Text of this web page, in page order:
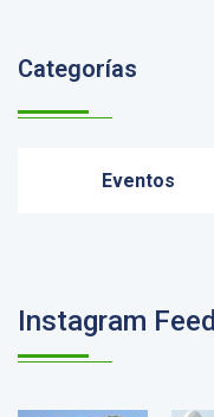
Categorías
Eventos
Instagram Feed